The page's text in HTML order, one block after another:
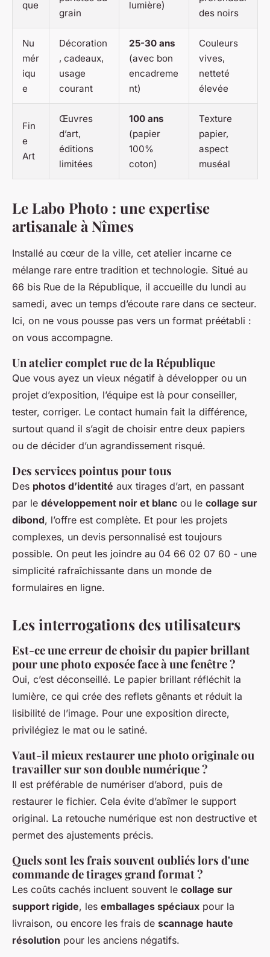
que
grain
lumière)
des noirs
Nu
mér
iqu
e
Décoration
, cadeaux,
usage
courant
25-30 ans
(avec bon
encadreme
nt)
Couleurs
vives,
netteté
élevée
Fin
e
Art
Œuvres
d’art,
éditions
limitées
100 ans
(papier
100%
coton)
Texture
papier,
aspect
muséal
Le Labo Photo : une expertise
artisanale à Nîmes
Installé au cœur de la ville, cet atelier incarne ce
mélange rare entre tradition et technologie. Situé au
66 bis Rue de la République, il accueille du lundi au
samedi, avec un temps d’écoute rare dans ce secteur.
Ici, on ne vous pousse pas vers un format préétabli :
on vous accompagne.
Un atelier complet rue de la République
Que vous ayez un vieux négatif à développer ou un
projet d’exposition, l’équipe est là pour conseiller,
tester, corriger. Le contact humain fait la différence,
surtout quand il s’agit de choisir entre deux papiers
ou de décider d’un agrandissement risqué.
Des services pointus pour tous
Des photos d’identité aux tirages d’art, en passant
par le développement noir et blanc ou le collage sur
dibond, l’offre est complète. Et pour les projets
complexes, un devis personnalisé est toujours
possible. On peut les joindre au 04 66 02 07 60 - une
simplicité rafraîchissante dans un monde de
formulaires en ligne.
Les interrogations des utilisateurs
Est-ce une erreur de choisir du papier brillant
pour une photo exposée face à une fenêtre ?
Oui, c’est déconseillé. Le papier brillant réfléchit la
lumière, ce qui crée des reflets gênants et réduit la
lisibilité de l’image. Pour une exposition directe,
privilégiez le mat ou le satiné.
Vaut-il mieux restaurer une photo originale ou
travailler sur son double numérique ?
Il est préférable de numériser d’abord, puis de
restaurer le fichier. Cela évite d’abîmer le support
original. La retouche numérique est non destructive et
permet des ajustements précis.
Quels sont les frais souvent oubliés lors d'une
commande de tirages grand format ?
Les coûts cachés incluent souvent le collage sur
support rigide, les emballages spéciaux pour la
livraison, ou encore les frais de scannage haute
résolution pour les anciens négatifs.